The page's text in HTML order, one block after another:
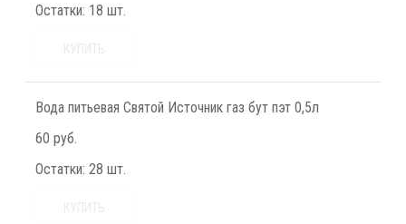
Остатки: 18 шт.
Вода питьевая Святой Источник газ бут пэт 0,5л
60 руб.
Остатки: 28 шт.